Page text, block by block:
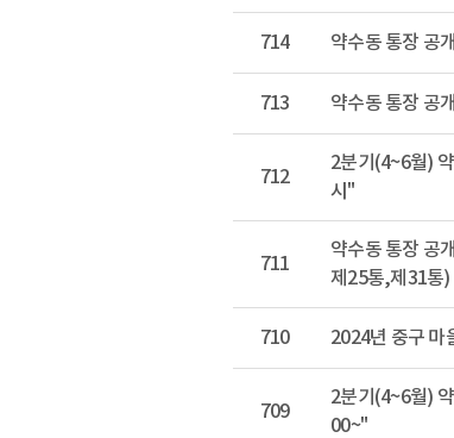
714 약수동 통장 공
713 약수동 통장 공
712
2분기(4~6월)
시"
711
약수동 통장 공
제25통,제31통)
710 2024년 중구 마
709
2분기(4~6월)
00~"